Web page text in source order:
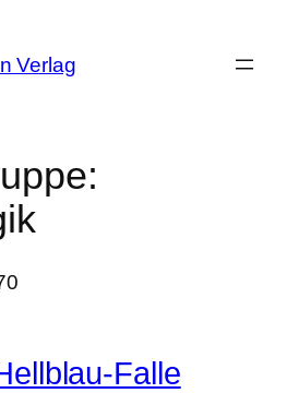
Verlag
Falle